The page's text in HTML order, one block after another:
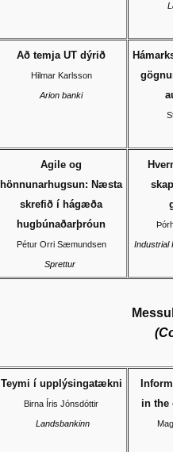
Að temja UT dýrið
Hilmar Karlsson
Arion banki
Agile og
hönnunarhugsun: Næsta
skrefið í hágæða
hugbúnaðarþróun
Pétur Orri Sæmundsen
Sprettur
Industrial
Teymi í upplýsingatækni
Birna Íris Jónsdóttir
Landsbankinn
in the